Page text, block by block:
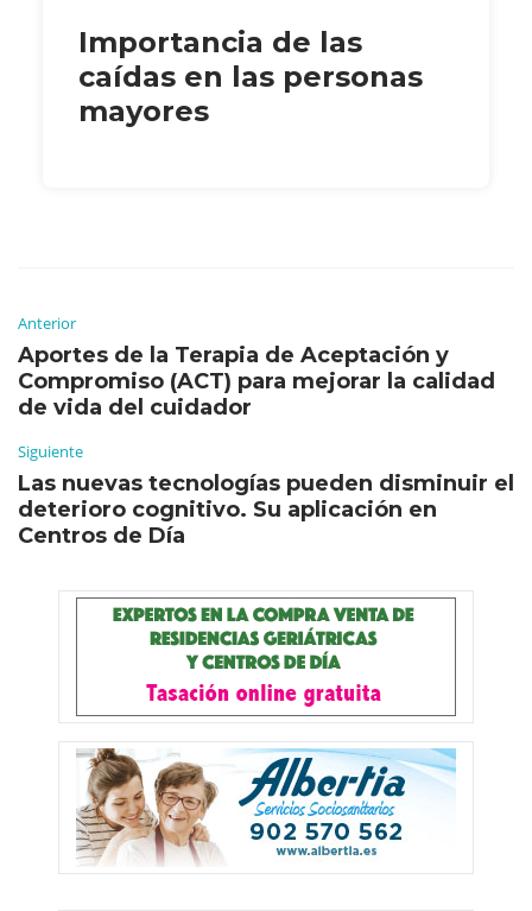
Importancia de las
caídas en las personas
mayores
Anterior
Aportes de la Terapia de Aceptación y
Compromiso (ACT) para mejorar la calidad
de vida del cuidador
Siguiente
Las nuevas tecnologías pueden disminuir el
deterioro cognitivo. Su aplicación en
Centros de Día